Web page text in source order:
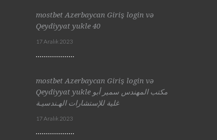
mostbet Azerbaycan Giriş login və
Qeydiyyat yukle 40
17 Aralık 2023
mostbet Azerbaycan Giriş login və
Qeydiyyat yukle مكتب المهندس سمير أبو
غلية للإستشارات الهـندسيـة
17 Aralık 2023